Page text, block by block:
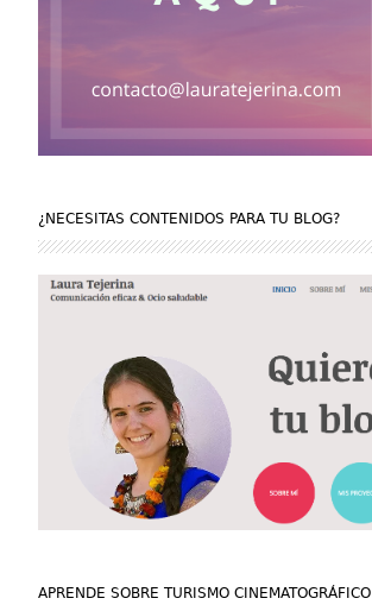
¿NECESITAS CONTENIDOS PARA TU BLOG?
APRENDE SOBRE TURISMO CINEMATOGRÁFICO